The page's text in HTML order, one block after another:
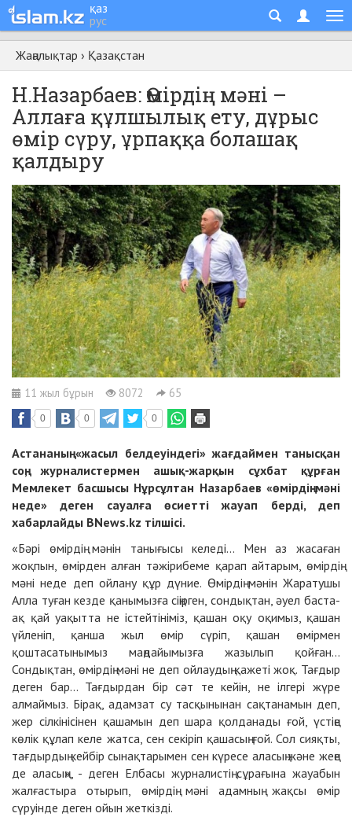
қаз
рус
Жаңалықтар › Қазақстан
Н.Назарбаев: Өмірдің мәні –
Аллаға құлшылық ету, дұрыс
өмір сүру, ұрпаққа болашақ
қалдыру
11 жыл бұрын 8072 65
0 0 0
Астананың «жасыл белдеуіндегі» жағдаймен танысқан
соң, журналистермен ашық-жарқын сұхбат құрған
Мемлекет басшысы Нұрсұлтан Назарбаев «өмірдің мәні
неде» деген сауалға өсиетті жауап берді, деп
хабарлайды BNews.kz тілшісі.
«Бәрі өмірдің мәнін танығысы келеді... Мен аз жасаған
жоқпын, өмірден алған тәжірибеме қарап айтарым, өмірдің
мәні неде деп ойлану құр дүние. Өмірдің мәнін Жаратушы
Алла туған кезде қанымызға сіңірген, сондықтан, әуел баста-
ақ қай уақытта не істейтініміз, қашан оқу оқимыз, қашан
үйленіп, қанша жыл өмір сүріп, қашан өмірмен
қоштасатынымыз маңдайымызға жазылып қойған...
Сондықтан, өмірдің мәні не деп ойлаудың қажеті жоқ. Тағдыр
деген бар... Тағдырдан бір сәт те кейін, не ілгері жүре
алмаймыз. Бірақ, адамзат су тасқынынан сақтанамын деп,
жер сілкінісінен қашамын деп шара қолданады ғой, үстіңе
көлік құлап келе жатса, сен секіріп қашасың ғой. Сол сияқты,
тағдырдың кейбір сынақтарымен сен күресе аласың және жеңе
де аласың», - деген Елбасы журналистің сұрағына жауабын
жалғастыра отырып, өмірдің мәні адамның жақсы өмір
сүруінде деген ойын жеткізді.